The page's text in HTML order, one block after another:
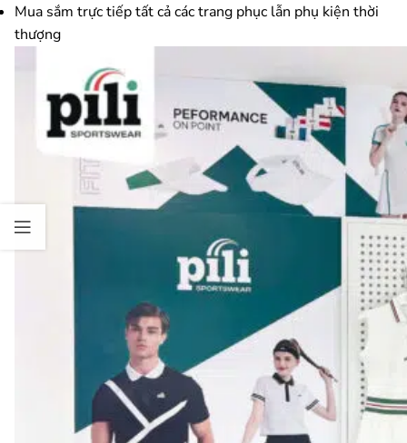
Mua sắm trực tiếp tất cả các trang phục lẫn phụ kiện thời
thượng